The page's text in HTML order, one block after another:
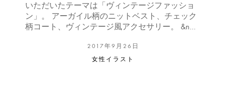
いただいたテーマは「ヴィンテージファッショ
ン」。 アーガイル柄のニットベスト、チェック
柄コート、ヴィンテージ風アクセサリー。 &n…
2017年9月26日
女性イラスト